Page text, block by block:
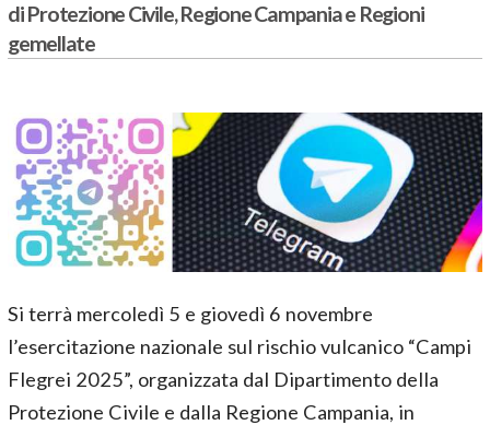
di Protezione Civile, Regione Campania e Regioni
gemellate
Si terrà mercoledì 5 e giovedì 6 novembre
l’esercitazione nazionale sul rischio vulcanico “Campi
Flegrei 2025”, organizzata dal Dipartimento della
Protezione Civile e dalla Regione Campania, in